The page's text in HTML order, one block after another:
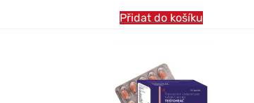
Přidat do košíku